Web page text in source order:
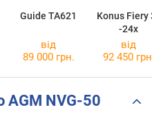
Guide TA621
Konus Fiery
-24x
від
89 000 грн.
від
92 450
AGM NVG-50